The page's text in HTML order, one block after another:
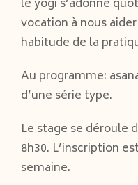
le yogi s’adonne
vocation à nous
habitude de la
Au programme:
d’une série type.
Le stage se déroule
8h30. L’inscription
semaine.